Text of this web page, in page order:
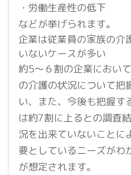
・労働生産性の低下
などが挙げられます。
企業は従業員の家族の介
いないケースが多い
約5〜６割の企業におい
の介護の状況について把
い、また、今後も把握す
は約7割に上るとの調査
況を出来ていないことに
要としているニーズがわ
が想定されます。